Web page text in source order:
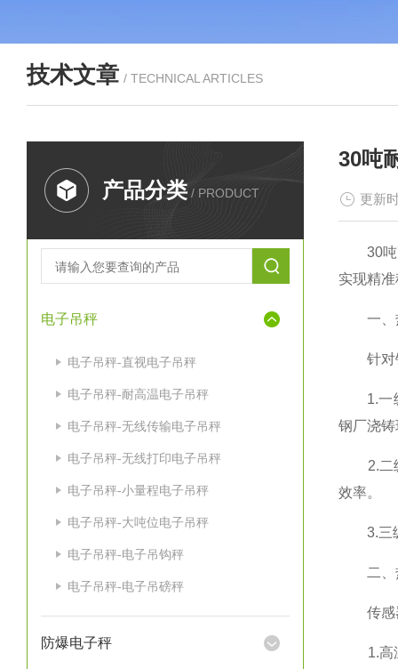
技术文章 / TECHNICAL ARTICLES
产品分类 / PRODUCT
电子吊秤
电子吊秤-直视电子吊秤
电子吊秤-耐高温电子吊秤
电子吊秤-无线传输电子吊秤
电子吊秤-无线打印电子吊秤
电子吊秤-小量程电子吊秤
电子吊秤-大吨位电子吊秤
电子吊秤-电子吊钩秤
电子吊秤-电子吊磅秤
防爆电子秤
30吨
更新
30吨耐
实现精
一、热
针对钢
1.一级
钢厂浇
2.二级
效率。
3.三级
二、热
传感器
1.高温